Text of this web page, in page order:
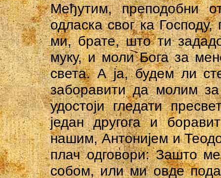
Међутим, преподобни
одласка свог ка
ми, брате, што ти
муку, и моли Бога за
света. А ја, будем ли
заборавити да молим
удостоји гледати
један другога и
нашим, Антонијем и
плач одговори: Зашто
собом, или ми овде